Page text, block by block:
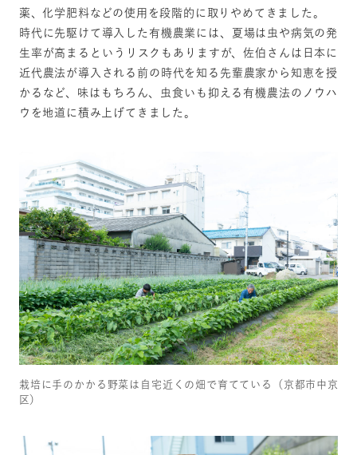
薬、化学肥料などの使用を段階的に取りやめてきました。
時代に先駆けて導入した有機農業には、夏場は虫や病気の発
生率が高まるというリスクもありますが、佐伯さんは日本に
近代農法が導入される前の時代を知る先輩農家から知恵を授
かるなど、味はもちろん、虫食いも抑える有機農法のノウハ
ウを地道に積み上げてきました。
栽培に手のかかる野菜は自宅近くの畑で育てている（京都市中京
区）